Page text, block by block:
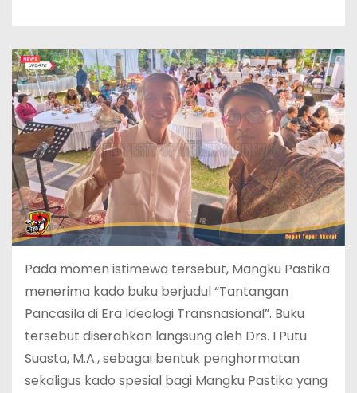
Pada momen istimewa tersebut, Mangku Pastika
menerima kado buku berjudul “Tantangan
Pancasila di Era Ideologi Transnasional”. Buku
tersebut diserahkan langsung oleh Drs. I Putu
Suasta, M.A., sebagai bentuk penghormatan
sekaligus kado spesial bagi Mangku Pastika yang